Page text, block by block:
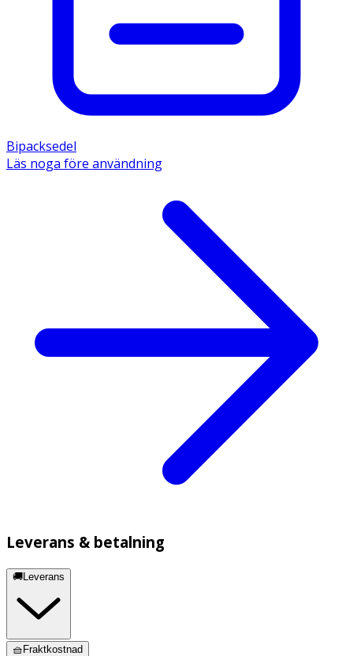
Bipacksedel
Läs noga före användning
Leverans & betalning
🚚Leverans
🧺Fraktkostnad